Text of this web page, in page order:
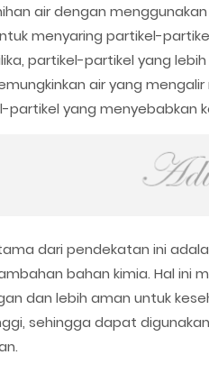
air dengan
menyaring partikel-
partikel-partikel yang
air yang
partikel yang menyebabkan
dari pendekatan ini
bahan kimia. Hal ini
dan lebih aman untuk
sehingga dapat